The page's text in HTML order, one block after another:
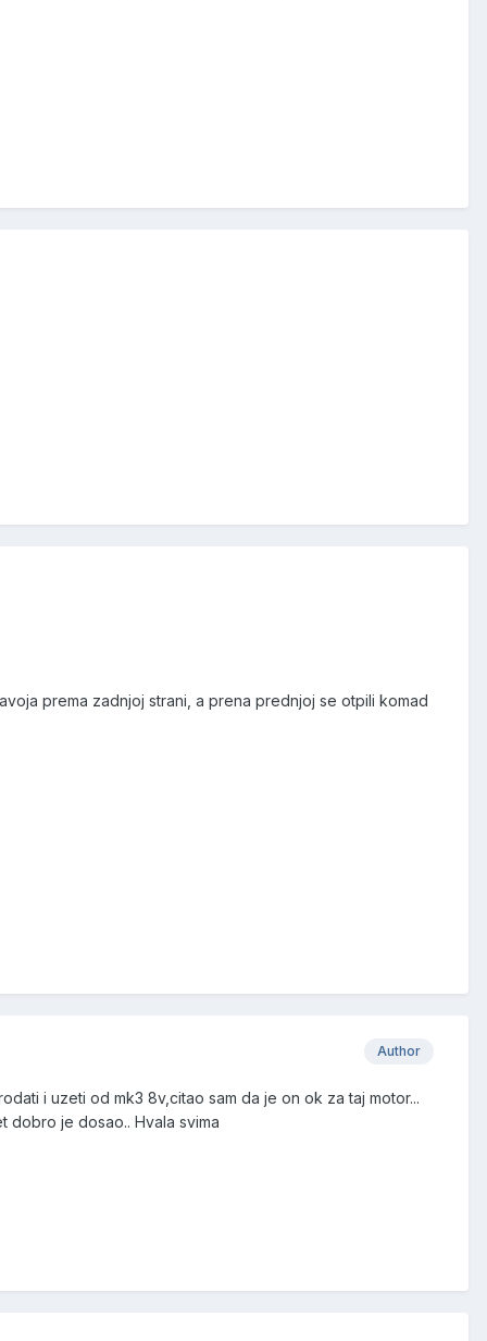
prema zadnjoj strani, a prena prednjoj se otpili komad
Author
i uzeti od mk3 8v,citao sam da je on ok za taj motor...
dobro je dosao.. Hvala svima